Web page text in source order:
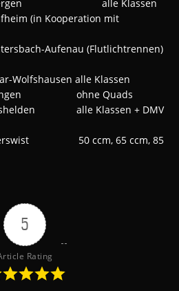
alle Klassen
(in Kooperation mit
Aufenau (Flutlichtrennen)
alle Klassen
ohne Quads
alle Klassen + DMV
50 ccm, 65 ccm, 85
5
Rating